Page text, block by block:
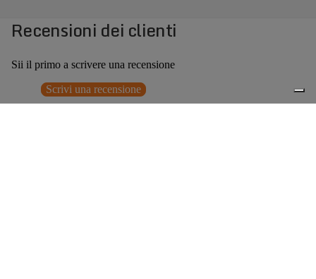
Recensioni dei clienti
Sii il primo a scrivere una recensione
Scrivi una recensione